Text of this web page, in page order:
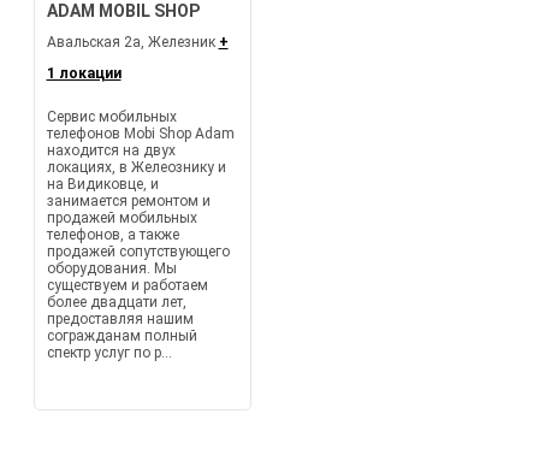
ADAM MOBIL SHOP
Авальская 2а, Железник +
1 локации
Сервис мобильных
телефонов Mobi Shop Adam
находится на двух
локациях, в Желеознику и
на Видиковце, и
занимается ремонтом и
продажей мобильных
телефонов, а также
продажей сопутствующего
оборудования. Мы
существуем и работаем
более двадцати лет,
предоставляя нашим
согражданам полный
спектр услуг по р...